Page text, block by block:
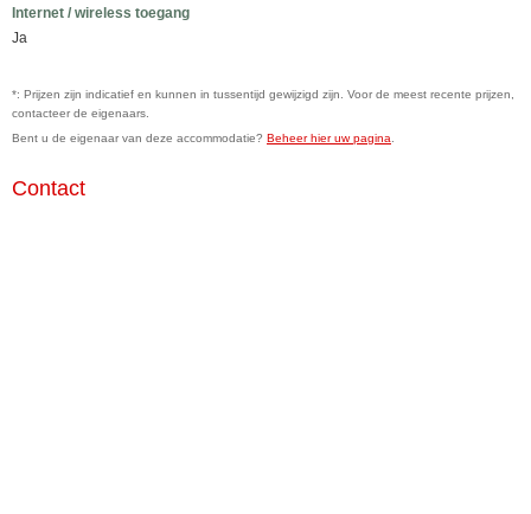
Internet / wireless toegang
Ja
*: Prijzen zijn indicatief en kunnen in tussentijd gewijzigd zijn. Voor de meest recente prijzen,
contacteer de eigenaars.
Bent u de eigenaar van deze accommodatie? Beheer hier uw pagina
Contact